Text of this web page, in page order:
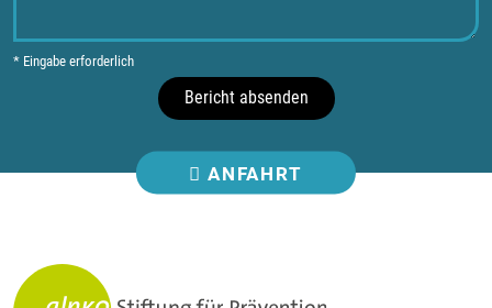
* Eingabe erforderlich
Bericht absenden
ANFAHRT